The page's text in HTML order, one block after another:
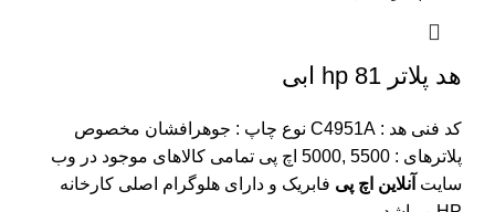
هد پلاتر 81 hp ابی
کد فنی هد : C4951A نوع چاپ : جوهرافشان مخصوص
پلاترهای : 5500 ,5000 اچ پی
تمامی کالاهای موجود در وب
سایت آنلاین اچ پی فابریک و دارای هلوگرام اصلی کارخانه